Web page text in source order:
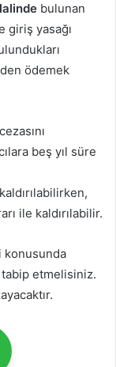
bulunan
giriş yasağı
ödemek
beş yıl süre
ile kaldırılabilir.
konusunda
tabip etmelisiniz.